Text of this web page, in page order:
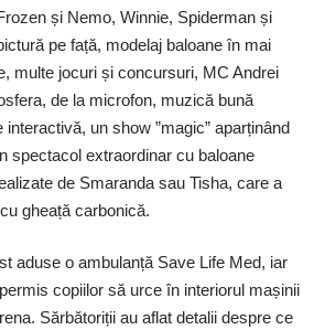
și Nemo, Winnie, Spiderman și
pe față, modelaj baloane în mai
multe jocuri și concursuri, MC Andrei
de la microfon, muzică bună
un show ”magic” aparținând
spectacol extraordinar cu baloane
de Smaranda sau Tisha, care a
gheață carbonică.
aduse o ambulanță Save Life Med, iar
copiilor să urce în interiorul mașinii
Sărbătoriții au aflat detalii despre ce